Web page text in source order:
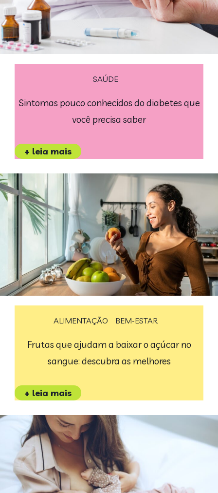
SAÚDE
Sintomas pouco conhecidos do diabetes que
você precisa saber
+ leia mais
ALIMENTAÇÃO BEM-ESTAR
Frutas que ajudam a baixar o açúcar no
sangue: descubra as melhores
+ leia mais